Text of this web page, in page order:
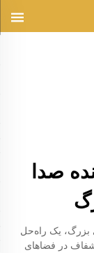
صدا
بزرگ، یک راه‌حل
در فضاهای